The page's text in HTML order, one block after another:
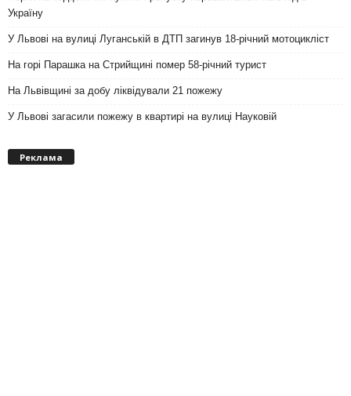
Україну
У Львові на вулиці Луганській в ДТП загинув 18-річний мотоцикліст
На горі Парашка на Стрийщині помер 58-річний турист
На Львівщині за добу ліквідували 21 пожежу
У Львові загасили пожежу в квартирі на вулиці Науковій
Реклама